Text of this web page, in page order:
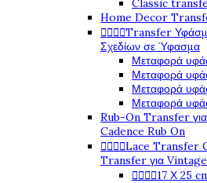
Classic
Home Decor
   Transfer
Σχεδίων σε Ύφασμα
Μεταφορά
Μεταφορά
Μεταφορά
Μεταφορά
Rub-On Transfer
Cadence Rub On
   Lace Transfer
Transfer για
   17 Χ 25